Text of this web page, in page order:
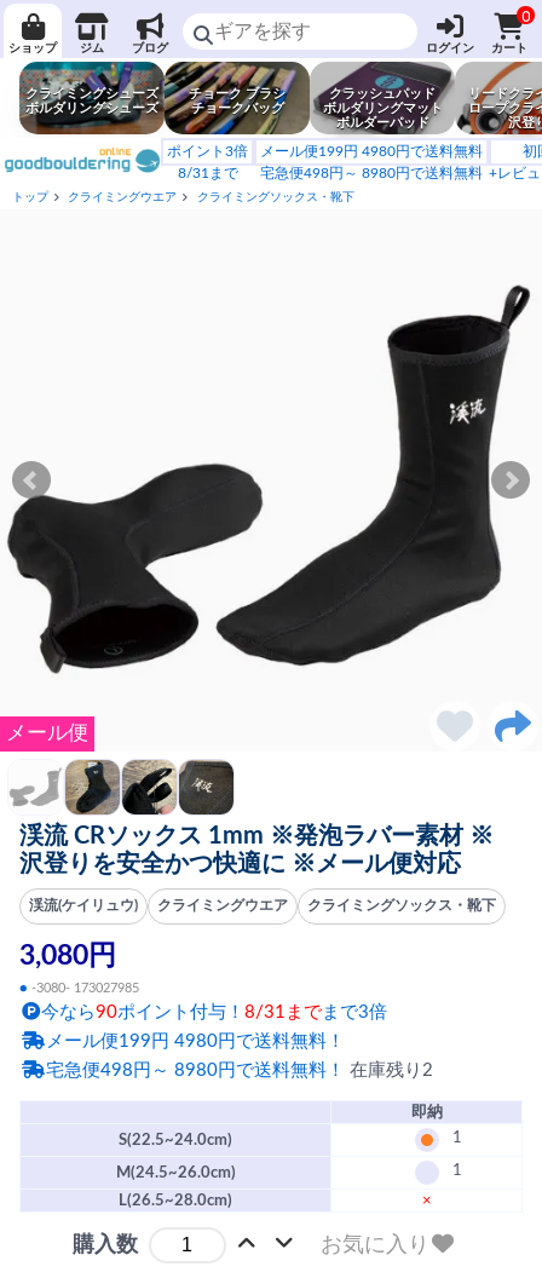
ショップ ジム ブログ ログイン
0
カート
クライミングシューズ
ボルダリングシューズ
チョーク ブラシ
チョークバッグ
クラッシュパッド
ボルダリングマット
ボルダーパッド
リードクラ
ロープクラ
沢登
ポイント3倍
8/31まで
メール便199円 4980円で送料無料
宅急便498円～ 8980円で送料無料
初
+レビ
トップ クライミングウエア クライミングソックス・靴下
メール便
渓流 CRソックス 1mm ※発泡ラバー素材 ※
沢登りを安全かつ快適に ※メール便対応
渓流(ケイリュウ) クライミングウエア クライミングソックス・靴下
3,080円
● -3080- 173027985
今なら90ポイント付与！ 8/31まで まで3倍
メール便199円 4980円で送料無料！
宅急便498円～ 8980円で送料無料！ 在庫残り2
即納
S(22.5~24.0cm)
1
M(24.5~26.0cm) 1
L(26.5~28.0cm) ×
購入数 お気に入り